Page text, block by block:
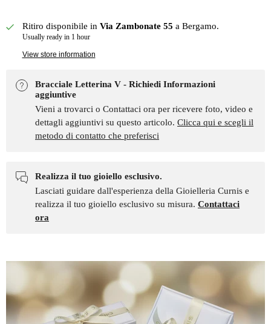
Ritiro disponibile in Via Zambonate 55 a Bergamo.
Usually ready in 1 hour
View store information
Bracciale Letterina V - Richiedi Informazioni
aggiuntive
Vieni a trovarci o Contattaci ora per ricevere foto, video e
dettagli aggiuntivi su questo articolo. Clicca qui e scegli il
metodo di contatto che preferisci
Realizza il tuo gioiello esclusivo.
Lasciati guidare dall'esperienza della Gioielleria Curnis e
realizza il tuo gioiello esclusivo su misura. Contattaci
ora